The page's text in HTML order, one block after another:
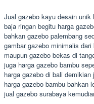
Jual gazebo kayu desain unik
baja ringan begitu harga
bahkan gazebo palembang
gambar gazebo minimalis
maupun gazebo bekas di
juga harga gazebo bambu
harga gazebo di bali
harga gazebo bambu bahkan
jual gazebo surabaya